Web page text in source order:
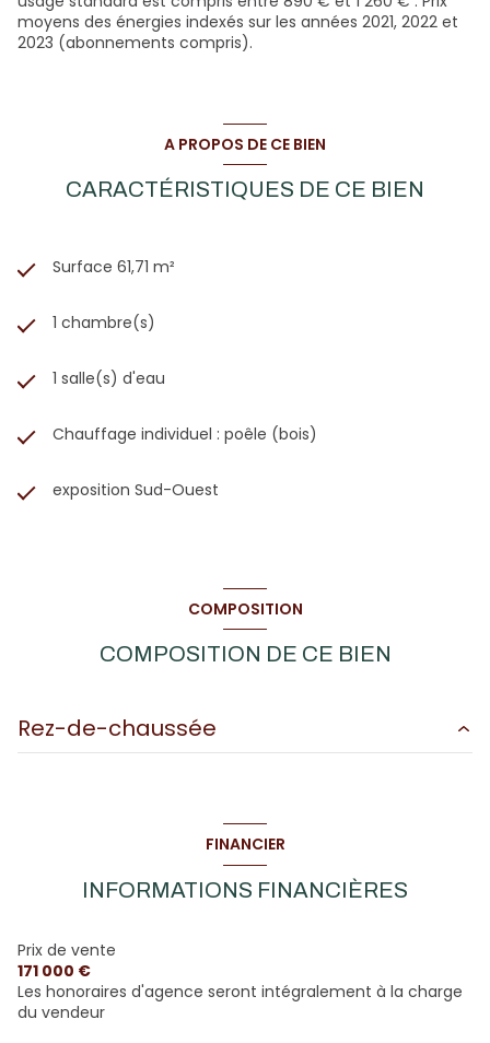
moyens des énergies indexés sur les années 2021, 2022 et
2023 (abonnements compris).
A PROPOS DE CE BIEN
CARACTÉRISTIQUES DE CE BIEN
Surface 61,71 m²
1 chambre(s)
1 salle(s) d'eau
Chauffage individuel : poêle (bois)
exposition Sud-Ouest
COMPOSITION
COMPOSITION DE CE BIEN
Rez-de-chaussée
cuisine
Salle d\'eau/WC
chambre
FINANCIER
INFORMATIONS FINANCIÈRES
Prix de vente
171 000 €
Les honoraires d'agence seront intégralement à la charge
du vendeur